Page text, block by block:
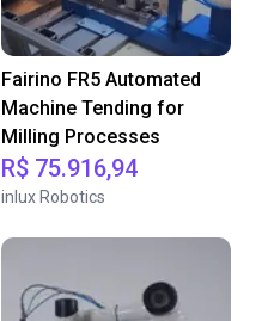
Fairino FR5 Automated
Machine Tending for
Milling Processes
R$ 75.916,94
inlux Robotics